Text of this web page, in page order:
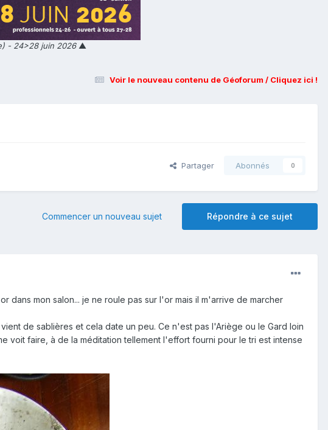
- 24>28 juin 2026▲
Voir le nouveau contenu de Géoforum / Cliquez ici !
Partager Abonnés 0
Répondre à ce sujet
Commencer un nouveau sujet
dans mon salon... je ne roule pas sur l'or mais il m'arrive de marcher
de sablières et cela date un peu. Ce n'est pas l'Ariège ou le Gard loin
voit faire, à de la méditation tellement l'effort fourni pour le tri est intense